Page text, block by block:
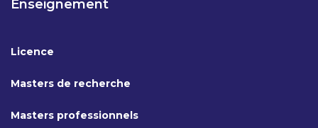
Enseignement
Licence
Masters de recherche
Masters professionnels